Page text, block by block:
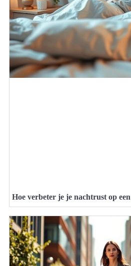
Hoe verbeter je je nachtrust op